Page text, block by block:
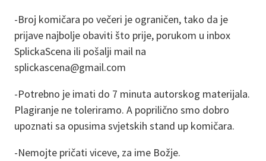
-Broj komičara po večeri je ograničen, tako da je
prijave najbolje obaviti što prije, porukom u inbox
SplickaScena ili pošalji mail na
splickascena@gmail.com
-Potrebno je imati do 7 minuta autorskog materijala.
Plagiranje ne toleriramo. A poprilično smo dobro
upoznati sa opusima svjetskih stand up komičara.
-Nemojte pričati viceve, za ime Božje.